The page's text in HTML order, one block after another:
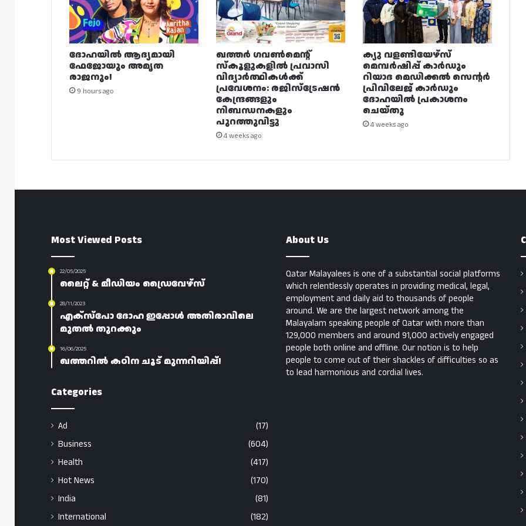
ദോഹയിൽ ആദ്യമായി
ഫേജോയും അമൃത
രാജനും!
9 hours ago
ഖത്തർ ഗവൺമെന്റ്
സ്കൂളുകളിൽ പ്രവാസി
വിദ്യാർത്ഥികൾക്ക്
പ്രവേശനം: രജിസ്ട്രേഷൻ
കേന്ദ്രങ്ങളും
നിബന്ധനകളും
പുറത്തുവിട്ടു
4 weeks ago
ക്യു വളണ്ടിയേഴ്‌സ്
മെമ്പർഷിപ്പ് കാർഡും
റിയാദ മെഡിക്കൽ സെന്റർ
പ്രിവിലേജ് കാർഡും
ദോഹയിൽ പ്രകാശനം
ചെയ്തു
4 weeks ago
Most Viewed Posts
22/05/2025
ലൈറ്റ് & മീഡിയം ഡ്രൈവേഴ്‌സ്
28/11/2023
എക്‌സ്‌പോ ദോഹ ഇപ്പോൾ അതിരാവിലെ
മുതൽ തുറക്കും
16/06/2025
ഖത്തറിൽ കഠിന ചൂട് മുന്നറിയിപ്പ്!
Categories
Ad
(17)
Business
(604)
Health
(417)
Hot News
(170)
India
(81)
International
(182)
About Us
Qatar Malayalees is one of a substantial social platforms
which relentlessly operates in providing medical, legal,
employment and daily aid to thousands of people
around. We are the largest network among the
Malayalam speaking people of Qatar with more than
129,000 members and around 91,000 actively engaged
people both online and offline. Our notion is to help
people to come out of their shackles of difficulties so as
to lead harmonious and cordial lives.